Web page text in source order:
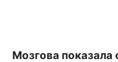
Мозгова